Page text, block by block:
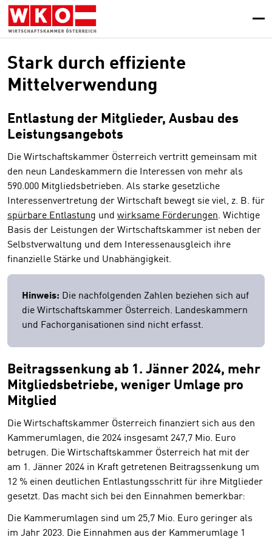
Zum
Inhalt
springen
Zur
Hauptnavigation
springen
Zum
Footer
springen
Stark durch effiziente
Mittelverwendung
Entlastung der Mitglieder, Ausbau des
Leistungsangebots
Die Wirtschaftskammer Österreich vertritt gemeinsam mit
den neun Landeskammern die Interessen von mehr als
590.000 Mitgliedsbetrieben. Als starke gesetzliche
Interessenvertretung der Wirtschaft bewegt sie viel, z. B. für
spürbare Entlastung und wirksame Förderungen. Wichtige
Basis der Leistungen der Wirtschaftskammer ist neben der
Selbstverwaltung und dem Interessenausgleich ihre
finanzielle Stärke und Unabhängigkeit.
Hinweis: Die nachfolgenden Zahlen beziehen sich auf
die Wirtschaftskammer Österreich. Landeskammern
und Fachorganisationen sind nicht erfasst.
Beitragssenkung ab 1. Jänner 2024, mehr
Mitgliedsbetriebe, weniger Umlage pro
Mitglied
Die Wirtschaftskammer Österreich finanziert sich aus den
Kammerumlagen, die 2024 insgesamt 247,7 Mio. Euro
betrugen. Die Wirtschaftskammer Österreich hat mit der
am 1. Jänner 2024 in Kraft getretenen Beitragssenkung um
12 % einen deutlichen Entlastungsschritt für ihre Mitglieder
gesetzt. Das macht sich bei den Einnahmen bemerkbar:
Die Kammerumlagen sind um 25,7 Mio. Euro geringer als
im Jahr 2023. Die Einnahmen aus der Kammerumlage 1